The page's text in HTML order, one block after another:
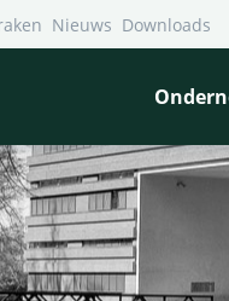
Nieuws Downloads